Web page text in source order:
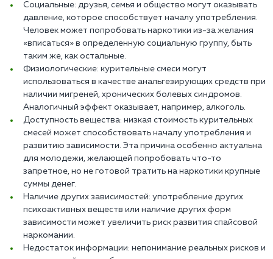
Социальные: друзья, семья и общество могут оказывать
давление, которое способствует началу употребления.
Человек может попробовать наркотики из-за желания
«вписаться» в определенную социальную группу, быть
таким же, как остальные.
Физиологические: курительные смеси могут
использоваться в качестве анальгезирующих средств при
наличии мигреней, хронических болевых синдромов.
Аналогичный эффект оказывает, например, алкоголь.
Доступность вещества: низкая стоимость курительных
смесей может способствовать началу употребления и
развитию зависимости. Эта причина особенно актуальна
для молодежи, желающей попробовать что-то
запретное, но не готовой тратить на наркотики крупные
суммы денег.
Наличие других зависимостей: употребление других
психоактивных веществ или наличие других форм
зависимости может увеличить риск развития спайсовой
наркомании.
Недостаток информации: непонимание реальных рисков и